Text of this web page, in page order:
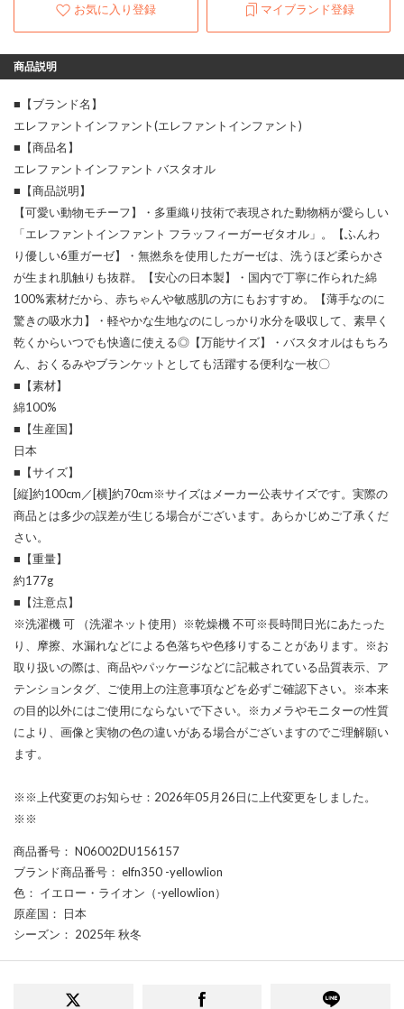
お気に入り登録 マイブランド登録
商品説明
■【ブランド名】
エレファントインファント(エレファントインファント)
■【商品名】
エレファントインファント バスタオル
■【商品説明】
【可愛い動物モチーフ】・多重織り技術で表現された動物柄が愛らしい
「エレファントインファント フラッフィーガーゼタオル」。【ふんわ
り優しい6重ガーゼ】・無撚糸を使用したガーゼは、洗うほど柔らかさ
が生まれ肌触りも抜群。【安心の日本製】・国内で丁寧に作られた綿
100%素材だから、赤ちゃんや敏感肌の方にもおすすめ。【薄手なのに
驚きの吸水力】・軽やかな生地なのにしっかり水分を吸収して、素早く
乾くからいつでも快適に使える◎【万能サイズ】・バスタオルはもちろ
ん、おくるみやブランケットとしても活躍する便利な一枚〇
■【素材】
綿100%
■【生産国】
日本
■【サイズ】
[縦]約100cm／[横]約70cm※サイズはメーカー公表サイズです。実際の
商品とは多少の誤差が生じる場合がございます。あらかじめご了承くだ
さい。
■【重量】
約177g
■【注意点】
※洗濯機 可 （洗濯ネット使用）※乾燥機 不可※長時間日光にあたった
り、摩擦、水漏れなどによる色落ちや色移りすることがあります。※お
取り扱いの際は、商品やパッケージなどに記載されている品質表示、ア
テンションタグ、ご使用上の注意事項などを必ずご確認下さい。※本来
の目的以外にはご使用にならないで下さい。※カメラやモニターの性質
により、画像と実物の色の違いがある場合がございますのでご理解願い
ます。
※※上代変更のお知らせ：2026年05月26日に上代変更をしました。
※※
商品番号 ： N06002DU156157
ブランド商品番号 ： elfn350 -yellowlion
色 ： イエロー・ライオン（-yellowlion）
原産国 ： 日本
シーズン ： 2025年 秋冬